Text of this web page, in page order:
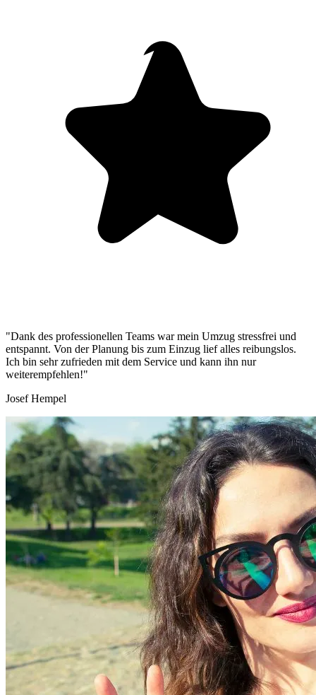
"Dank des professionellen Teams war mein Umzug stressfrei und
entspannt. Von der Planung bis zum Einzug lief alles reibungslos.
Ich bin sehr zufrieden mit dem Service und kann ihn nur
weiterempfehlen!"
Josef Hempel